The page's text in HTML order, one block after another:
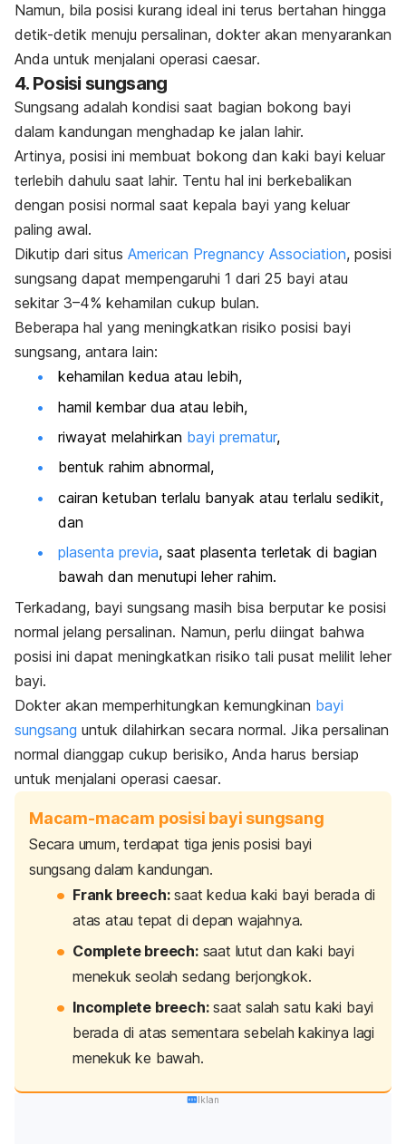
Namun, bila posisi kurang ideal ini terus bertahan hingga
detik-detik menuju persalinan, dokter akan menyarankan
Anda untuk menjalani operasi caesar.
4. Posisi sungsang
Sungsang adalah kondisi saat bagian bokong bayi
dalam kandungan menghadap ke jalan lahir.
Artinya, posisi ini membuat bokong dan kaki bayi keluar
terlebih dahulu saat lahir. Tentu hal ini berkebalikan
dengan posisi normal saat kepala bayi yang keluar
paling awal.
Dikutip dari situs American Pregnancy Association, posisi
sungsang dapat mempengaruhi 1 dari 25 bayi atau
sekitar 3–4% kehamilan cukup bulan.
Beberapa hal yang meningkatkan risiko posisi bayi
sungsang, antara lain:
kehamilan kedua atau lebih,
hamil kembar dua atau lebih,
riwayat melahirkan bayi prematur,
bentuk rahim abnormal,
cairan ketuban terlalu banyak atau terlalu sedikit,
dan
plasenta previa, saat plasenta terletak di bagian
bawah dan menutupi leher rahim.
Terkadang, bayi sungsang masih bisa berputar ke posisi
normal jelang persalinan. Namun, perlu diingat bahwa
posisi ini dapat meningkatkan risiko tali pusat melilit leher
bayi.
Dokter akan memperhitungkan kemungkinan bayi
sungsang untuk dilahirkan secara normal. Jika persalinan
normal dianggap cukup berisiko, Anda harus bersiap
untuk menjalani operasi caesar.
Macam-macam posisi bayi sungsang
Secara umum, terdapat tiga jenis posisi bayi
sungsang dalam kandungan.
Frank breech:saat kedua kaki bayi berada di
atas atau tepat di depan wajahnya.
Complete breech:saat lutut dan kaki bayi
menekuk seolah sedang berjongkok.
Incomplete breech:saat salah satu kaki bayi
berada di atas sementara sebelah kakinya lagi
menekuk ke bawah.
Iklan